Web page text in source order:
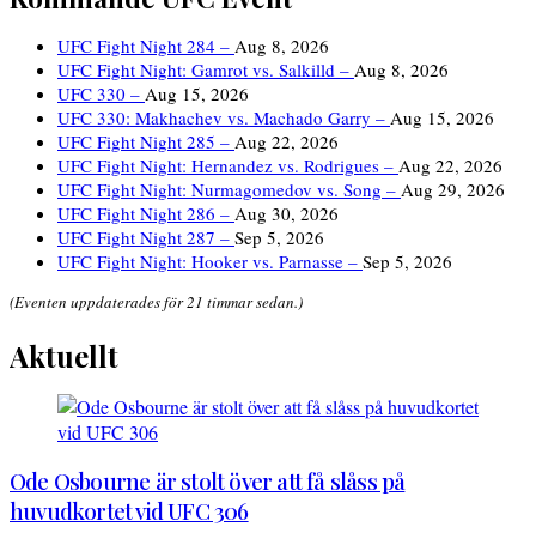
UFC Fight Night 284 – Aug 8, 2026
UFC Fight Night: Gamrot vs. Salkilld – Aug 8, 2026
UFC 330 – Aug 15, 2026
UFC 330: Makhachev vs. Machado Garry – Aug 15, 2026
UFC Fight Night 285 – Aug 22, 2026
UFC Fight Night: Hernandez vs. Rodrigues – Aug 22, 2026
UFC Fight Night: Nurmagomedov vs. Song – Aug 29, 2026
UFC Fight Night 286 – Aug 30, 2026
UFC Fight Night 287 – Sep 5, 2026
UFC Fight Night: Hooker vs. Parnasse – Sep 5, 2026
(Eventen uppdaterades för 21 timmar sedan.)
Aktuellt
Ode Osbourne är stolt över att få slåss på
huvudkortet vid UFC 306